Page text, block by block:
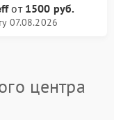
от 1500 руб.
07.08.2026
центра